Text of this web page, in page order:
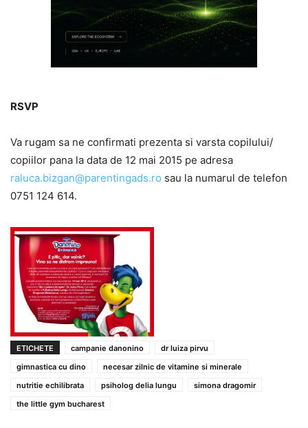
RSVP
Va rugam sa ne confirmati prezenta si varsta copilului/
copiilor pana la data de 12 mai 2015 pe adresa
raluca.bizgan@parentingads.ro sau la numarul de telefon
0751 124 614.
ETICHETE campanie danonino
dr luiza pirvu
gimnastica cu dino
necesar zilnic de vitamine si minerale
nutritie echilibrata
psiholog delia lungu
simona dragomir
the little gym bucharest